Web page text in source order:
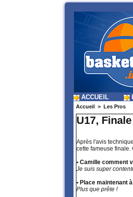
ACCUEIL
Accueil > Les Pros
U17,
Après l'avis
cette fameuse finale.
• Camille comment
Je suis super
• Place maintenant
Plus que prête !